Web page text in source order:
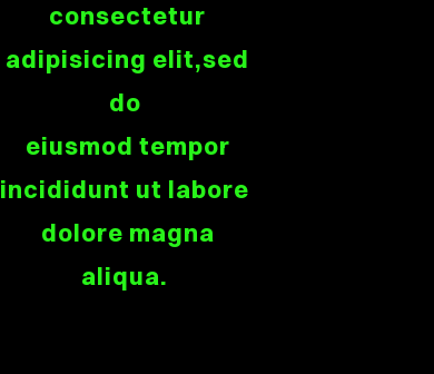
consectetur
adipisicing elit,sed
do
eiusmod tempor
incididunt ut labore
dolore magna
aliqua.